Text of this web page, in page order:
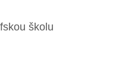
školu